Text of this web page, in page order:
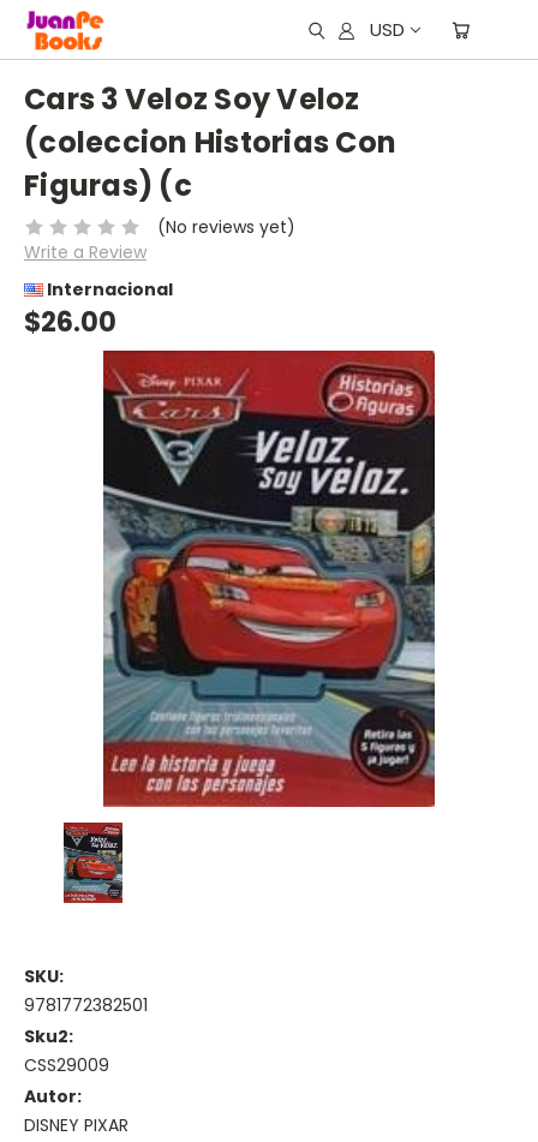
USD
Cars 3 Veloz Soy Veloz
(coleccion Historias Con
Figuras) (c
(No reviews yet)
Write a Review
Internacional
$26.00
SKU:
9781772382501
Sku2:
CSS29009
Autor:
DISNEY PIXAR